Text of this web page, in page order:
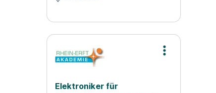
Elektroniker für